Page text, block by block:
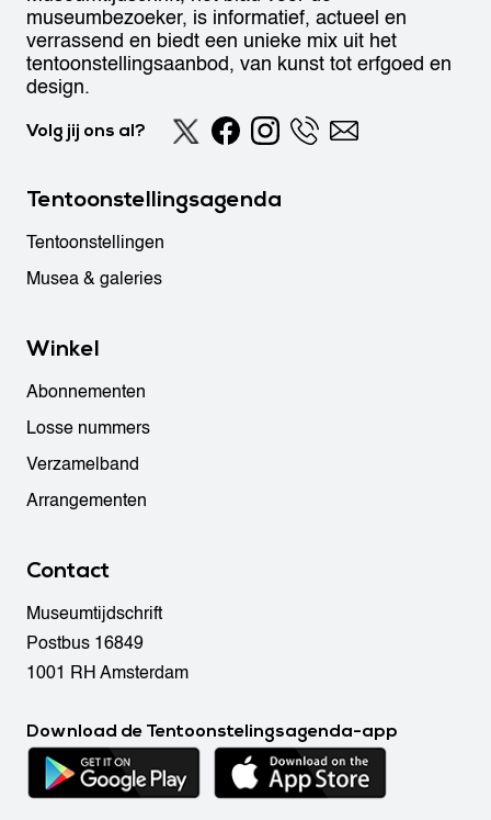
museumbezoeker, is informatief, actueel en
verrassend en biedt een unieke mix uit het
tentoonstellingsaanbod, van kunst tot erfgoed en
design.
Volg jij ons al?
Tentoonstellingsagenda
Tentoonstellingen
Musea & galeries
Winkel
Abonnementen
Losse nummers
Verzamelband
Arrangementen
Contact
Museumtijdschrift
Postbus 16849
1001 RH Amsterdam
Download de Tentoonstelingsagenda-app